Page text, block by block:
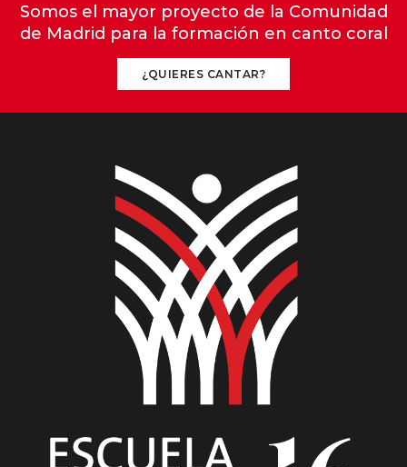
Somos el mayor proyecto de la Comunidad
de Madrid para la formación en canto coral
¿QUIERES CANTAR?